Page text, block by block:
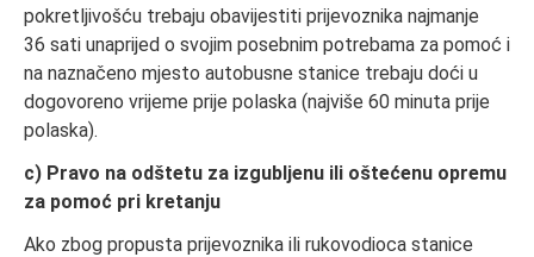
pokretljivošću trebaju obavijestiti prijevoznika najmanje
36 sati unaprijed o svojim posebnim potrebama za pomoć i
na naznačeno mjesto autobusne stanice trebaju doći u
dogovoreno vrijeme prije polaska (najviše 60 minuta prije
polaska).
c) Pravo na odštetu za izgubljenu ili oštećenu opremu
za pomoć pri kretanju
Ako zbog propusta prijevoznika ili rukovodioca stanice